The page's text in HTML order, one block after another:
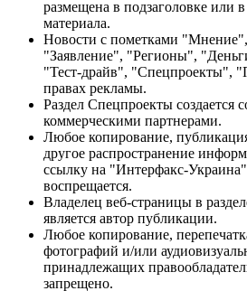
размещена в подзаголовке или
материала.
Новости с пометками
"Заявление", "Регионы",
"Тест-драйв", "Спецпроекты",
правах рекламы.
Раздел Спецпроекты создается
коммерческими партнерами.
Любое копирование,
другое распространение
ссылку на "Интерфакс-
воспрещается.
Владелец веб-страницы в
является автор публикации.
Любое копирование,
фотографий и/или
принадлежащих
запрещено.